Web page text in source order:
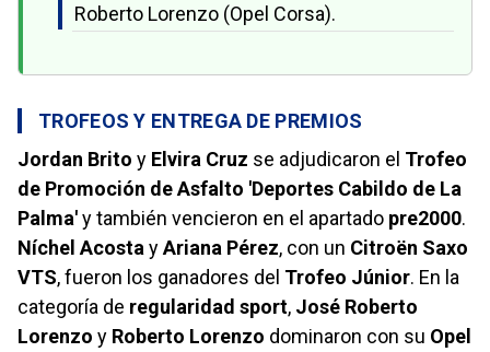
Roberto Lorenzo (Opel Corsa).
TROFEOS Y ENTREGA DE PREMIOS
Jordan Brito y Elvira Cruz se adjudicaron el Trofeo
de Promoción de Asfalto 'Deportes Cabildo de La
Palma'y también vencieron en el apartado pre2000.
Níchel Acosta yAriana Pérez, con un Citroën Saxo
VTS, fueron los ganadores del Trofeo Júnior. En la
categoría de regularidad sport, José Roberto
Lorenzo y Roberto Lorenzo dominaron con su Opel